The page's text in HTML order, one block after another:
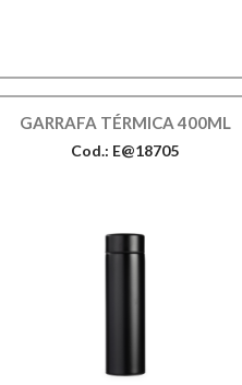
GARRAFA TÉRMICA 400ML
Cod.: E@18705